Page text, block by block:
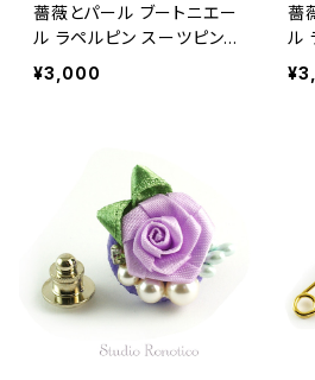
薔薇とパール ブートニエー
ル ラペルピン スーツピン
ピンブローチ メンズ レディ
ース ピンク
¥3,000
薔
ル
ピ
ー